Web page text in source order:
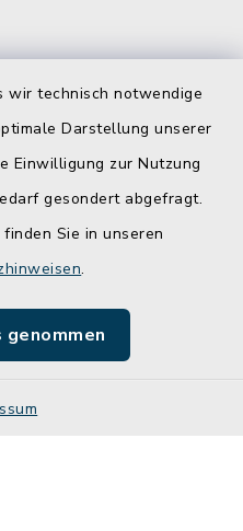
wir technisch notwendige
Darstellung unserer
Einwilligung zur Nutzung
gesondert abgefragt.
Sie in unseren
.
genommen